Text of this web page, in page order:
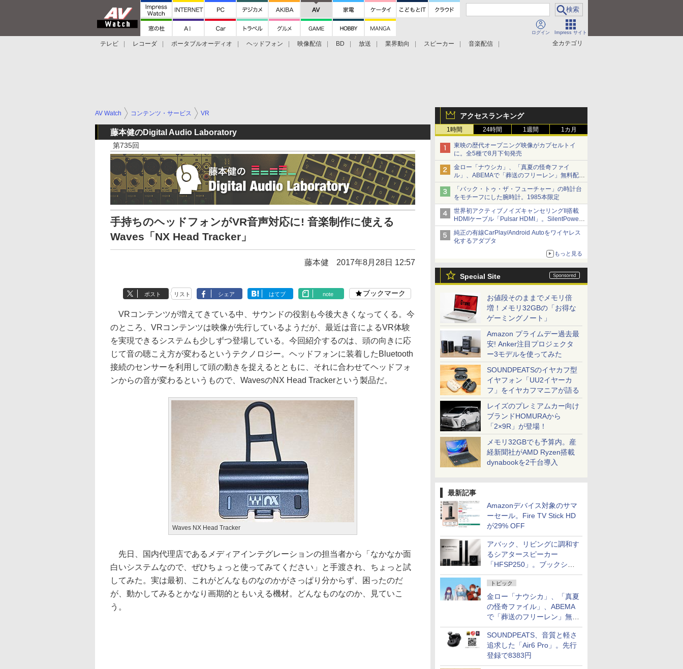
ログイン Impress サイト
全カテゴリ
テレビ レコーダ ポータブルオーディオ ヘッドフォン 映像配信 BD 放送 業界動向 スピーカー
音楽配信
アクセスランキング
1時間 24時間 1週間 1カ月
東映の歴代オープニング映像がカプセルトイ
に。全5種で8月下旬発売
金ロー「ナウシカ」、「真夏の怪奇ファイ
ル」、ABEMAで「葬送のフリーレン」無料配信
など。夏の特番・配信情報
「バック・トゥ・ザ・フューチャー」の時計台
をモチーフにした腕時計。1985本限定
世界初アクティブノイズキャンセリングII搭載
HDMIケーブル「Pulsar HDMI」。SilentPower
から
純正の有線CarPlay/Android Autoをワイヤレス
化するアダプタ
もっと見る
Special Site
お値段そのままでメモリ倍
増！メモリ32GBの「お得な
ゲーミングノート」
Amazon プライムデー過去最
安! Anker注目プロジェクタ
ー3モデルを使ってみた
SOUNDPEATSのイヤカフ型
イヤフォン「UU2イヤーカ
フ」をイヤカフマニアが語る
レイズのプレミアムカー向け
ブランドHOMURAから
「2×9R」が登場！
メモリ32GBでも予算内。産
経新聞社がAMD Ryzen搭載
dynabookを2千台導入
最新記事
Amazonデバイス対象のサマ
ーセール。Fire TV Stick HD
が29% OFF
アバック、リビングに調和す
るシアタースピーカー
「HFSP250」。ブックシェ
ルフはペア3万円以下
トピック
金ロー「ナウシカ」、「真夏
の怪奇ファイル」、ABEMA
で「葬送のフリーレン」無料
配信など。夏の特番・配信情
報
SOUNDPEATS、音質と軽さ
追求した「Air6 Pro」。先行
登録で8383円
AV Watch コンテンツ・サービス VR
藤本健のDigital Audio Laboratory
第735回
手持ちのヘッドフォンがVR音声対応に! 音楽制作に使える
Waves「NX Head Tracker」
藤本健 2017年8月28日 12:57
ポスト リスト シェア はてブ note ブックマーク
VRコンテンツが増えてきている中、サウンドの役割も今後大きくなってくる。今
のところ、VRコンテンツは映像が先行しているようだが、最近は音によるVR体験
を実現できるシステムも少しずつ登場している。今回紹介するのは、頭の向きに応
じて音の聴こえ方が変わるというテクノロジー。ヘッドフォンに装着したBluetooth
接続のセンサーを利用して頭の動きを捉えるとともに、それに合わせてヘッドフォ
ンからの音が変わるというもので、WavesのNX Head Trackerという製品だ。
Waves NX Head Tracker
先日、国内代理店であるメディアインテグレーションの担当者から「なかなか面
白いシステムなので、ぜひちょっと使ってみてください」と手渡され、ちょっと試
してみた。実は最初、これがどんなものなのかがさっぱり分からず、困ったのだ
が、動かしてみるとかなり画期的ともいえる機材。どんなものなのか、見ていこ
う。